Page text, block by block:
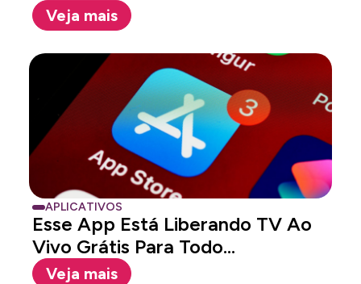
Veja mais
APLICATIVOS
Esse App Está Liberando TV Ao
Vivo Grátis Para Todo...
Veja mais